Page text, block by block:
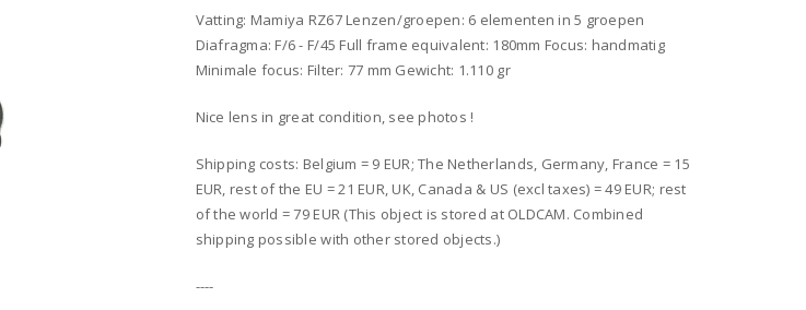
Vatting: Mamiya RZ67 Lenzen/groepen: 6 elementen in 5 groepen
Diafragma: F/6 - F/45 Full frame equivalent: 180mm Focus: handmatig
Minimale focus: Filter: 77 mm Gewicht: 1.110 gr
Nice lens in great condition, see photos !
Shipping costs: Belgium = 9 EUR; The Netherlands, Germany, France = 15
EUR, rest of the EU = 21 EUR, UK, Canada & US (excl taxes) = 49 EUR; rest
of the world = 79 EUR (This object is stored at OLDCAM. Combined
shipping possible with other stored objects.)
----